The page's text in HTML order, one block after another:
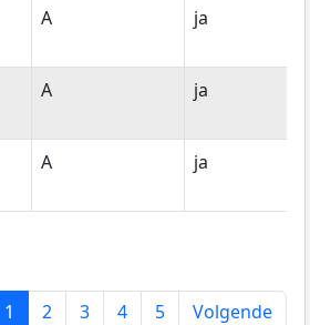
A ja
A ja
A ja
1 2 3 4 5 Volgende